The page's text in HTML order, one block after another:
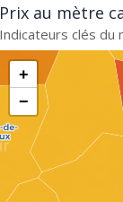
Prix au mètre
Indicateurs clés du
+
−